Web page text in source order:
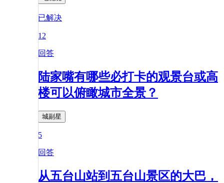
已解决
12
回答
陆家嘴有哪些必打卡的观景台或高
楼可以俯瞰城市全景？
城副星
5
回答
从五台山站到五台山景区的大巴，